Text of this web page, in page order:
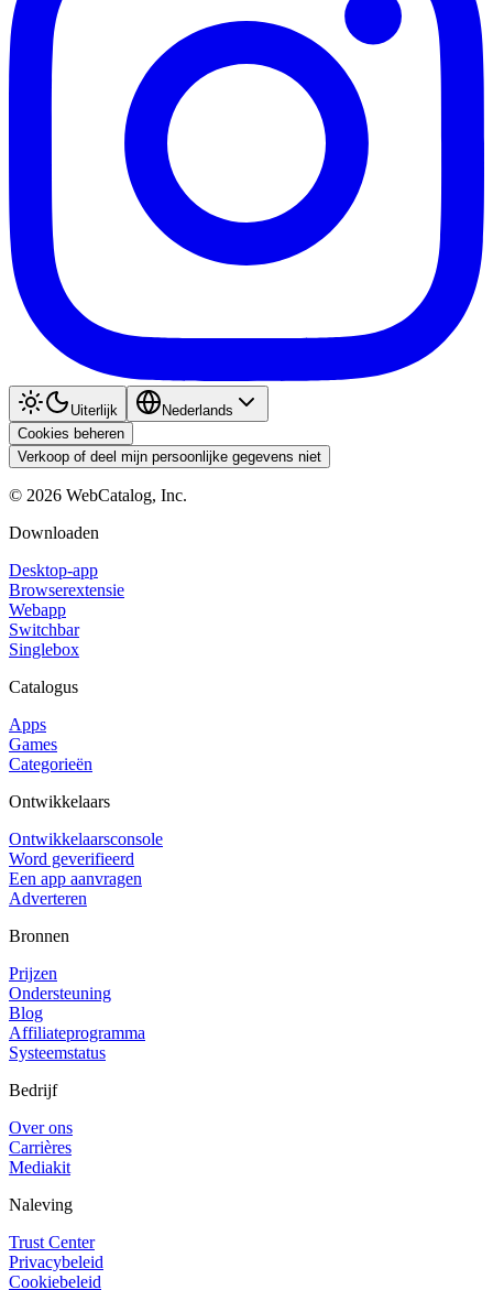
Uiterlijk
Nederlands
Cookies beheren
Verkoop of deel mijn persoonlijke gegevens niet
© 2026 WebCatalog, Inc.
Downloaden
Desktop-app
Browserextensie
Webapp
Switchbar
Singlebox
Catalogus
Apps
Games
Categorieën
Ontwikkelaars
Ontwikkelaarsconsole
Word geverifieerd
Een app aanvragen
Adverteren
Bronnen
Prijzen
Ondersteuning
Blog
Affiliateprogramma
Systeemstatus
Bedrijf
Over ons
Carrières
Mediakit
Naleving
Trust Center
Privacybeleid
Cookiebeleid